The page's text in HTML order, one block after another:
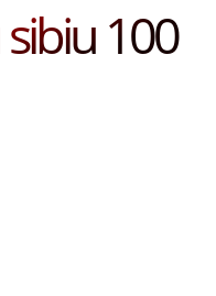
100